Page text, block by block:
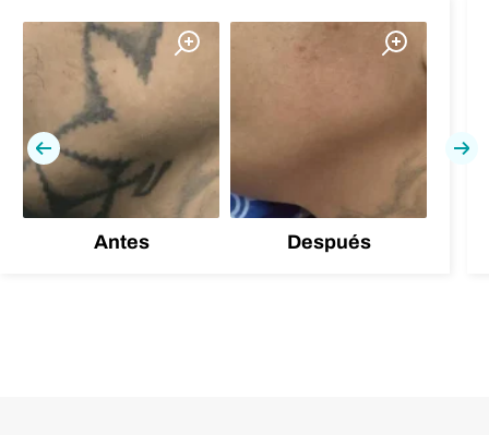
Antes Después
Previa